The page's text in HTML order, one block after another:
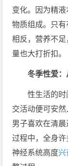
变化。因为精
物质组成。只
相反，营养不
量也大打折扣。
冬季性爱
性生活的
交活动便可安
男子喜欢在清
过程中，全身许
神经系统高度兴